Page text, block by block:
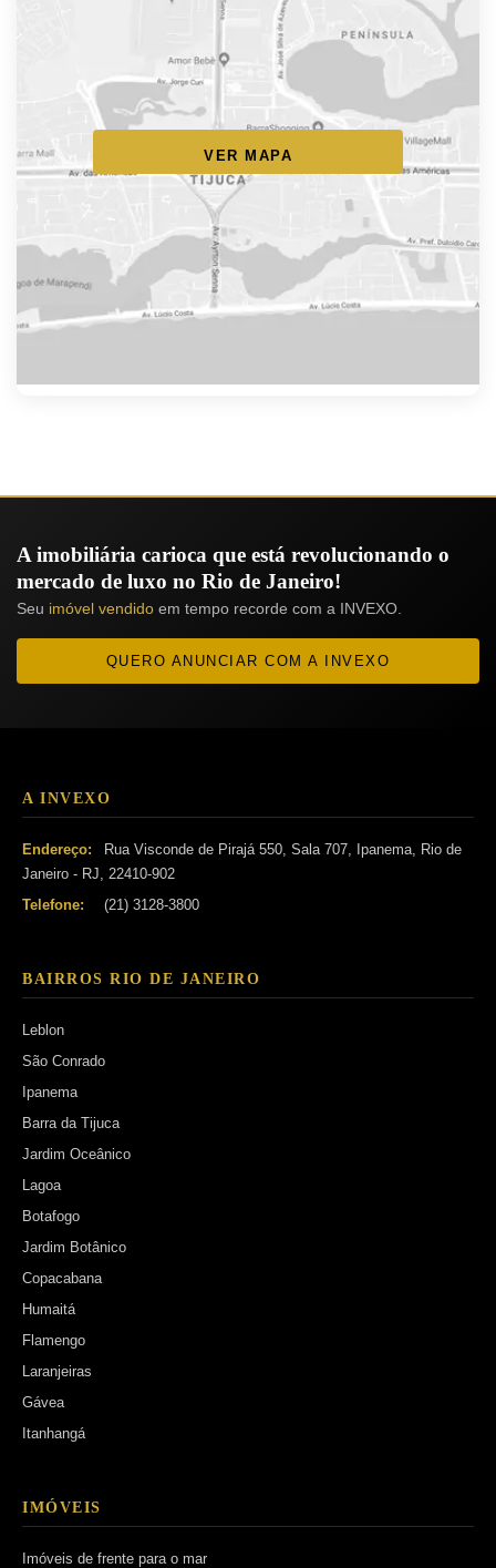
VER MAPA
A imobiliária carioca que está revolucionando o
mercado de luxo no Rio de Janeiro!
Seu imóvel vendido em tempo recorde com a INVEXO.
QUERO ANUNCIAR COM A INVEXO
A INVEXO
Endereço:
Rua Visconde de Pirajá 550, Sala 707, Ipanema, Rio de
Janeiro - RJ, 22410-902
Telefone:
(21) 3128-3800
BAIRROS RIO DE JANEIRO
Leblon
São Conrado
Ipanema
Barra da Tijuca
Jardim Oceânico
Lagoa
Botafogo
Jardim Botânico
Copacabana
Humaitá
Flamengo
Laranjeiras
Gávea
Itanhangá
IMÓVEIS
Imóveis de frente para o mar